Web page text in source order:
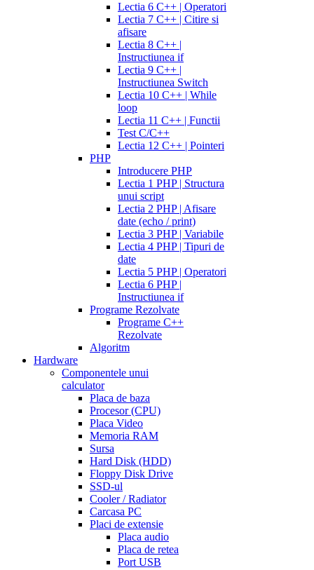
Lectia 6 C++ | Operatori
Lectia 7 C++ | Citire si
afisare
Lectia 8 C++ |
Instructiunea if
Lectia 9 C++ |
Instructiunea Switch
Lectia 10 C++ | While
loop
Lectia 11 C++ | Functii
Test C/C++
Lectia 12 C++ | Pointeri
PHP
Introducere PHP
Lectia 1 PHP | Structura
unui script
Lectia 2 PHP | Afisare
date (echo / print)
Lectia 3 PHP | Variabile
Lectia 4 PHP | Tipuri de
date
Lectia 5 PHP | Operatori
Lectia 6 PHP |
Instructiunea if
Programe Rezolvate
Programe C++
Rezolvate
Algoritm
Hardware
Componentele unui
calculator
Placa de baza
Procesor (CPU)
Placa Video
Memoria RAM
Sursa
Hard Disk (HDD)
Floppy Disk Drive
SSD-ul
Cooler / Radiator
Carcasa PC
Placi de extensie
Placa audio
Placa de retea
Port USB